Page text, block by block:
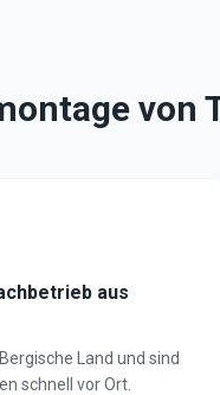
von
aus
Land und sind
schnell vor Ort.